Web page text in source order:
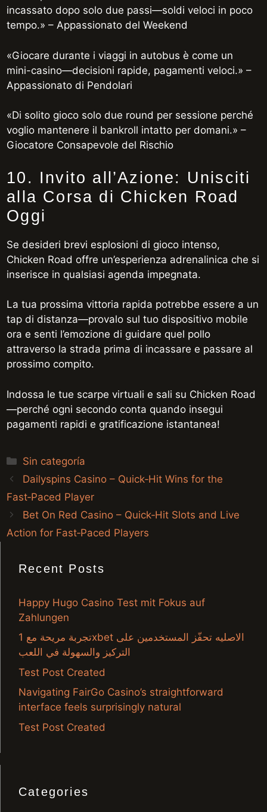
incassato dopo solo due passi—soldi veloci in poco
tempo.» – Appassionato del Weekend
«Giocare durante i viaggi in autobus è come un
mini-casino—decisioni rapide, pagamenti veloci.» –
Appassionato di Pendolari
«Di solito gioco solo due round per sessione perché
voglio mantenere il bankroll intatto per domani.» –
Giocatore Consapevole del Rischio
10. Invito all’Azione: Unisciti
alla Corsa di Chicken Road
Oggi
Se desideri brevi esplosioni di gioco intenso,
Chicken Road offre un’esperienza adrenalinica che si
inserisce in qualsiasi agenda impegnata.
La tua prossima vittoria rapida potrebbe essere a un
tap di distanza—provalo sul tuo dispositivo mobile
ora e senti l’emozione di guidare quel pollo
attraverso la strada prima di incassare e passare al
prossimo compito.
Indossa le tue scarpe virtuali e sali su Chicken Road
—perché ogni secondo conta quando insegui
pagamenti rapidi e gratificazione istantanea!
Categories
Sin categoría
Dailyspins Casino – Quick‑Hit Wins for the
Fast‑Paced Player
Bet On Red Casino – Quick‑Hit Slots and Live
Action for Fast‑Paced Players
Recent Posts
Happy Hugo Casino Test mit Fokus auf
Zahlungen
تجربة مريحة مع 1xbet الاصليه تحفّز المستخدمين على
التركيز والسهولة في اللعب
Test Post Created
Navigating FairGo Casino’s straightforward
interface feels surprisingly natural
Test Post Created
Categories